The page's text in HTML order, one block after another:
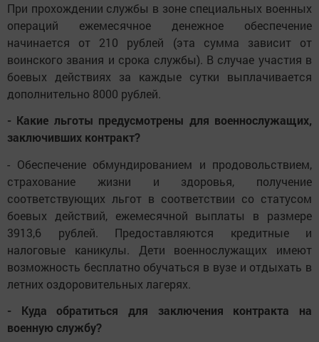
При прохождении службы в зоне специальных военных
операций ежемесячное денежное обеспечение
начинается от 210 рублей (эта сумма зависит от
воинского звания и срока службы). В случае участия в
боевых действиях за каждые сутки выплачивается
дополнительно 8000 рублей.
- Какие льготы предусмотрены для военнослужащих,
заключивших контракт?
- Обеспечение обмундированием и продовольствием,
страхование жизни и здоровья, получение
соответствующих льгот в соответствии со статусом
боевых действий, ежемесячной выплаты в размере
3913,6 рублей. Предоставляются кредитные и
налоговые каникулы. Дети военнослужащих имеют
возможность бесплатно обучаться в вузе и отдыхать в
летних оздоровительных лагерях.
- Куда обратиться для заключения контракта на
военную службу?